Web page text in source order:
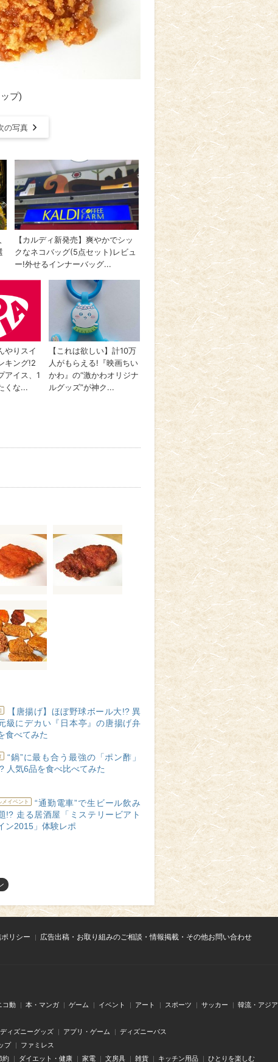
プ)
の写真
【唐揚げ】ほぼ野球ボール大!? 異
級にデカい『日本亭』の唐揚げ弁
食べてみた
“鍋”に最も合う最強の「ポン酢」
人気6品を食べ比べてみた
メイベント
“通勤電車”で生ビール飲み
!? 走る居酒屋「ミステリービアト
ン2015」体験レポ
リシー
広告出稿・お取り組みのご相談・情報掲載・その他お問い合わせ
コ動 本・マンガ ゲーム イベント アート スポーツ サッカー 韓流・アジア
ディズニーグッズ アプリ・ゲーム ディズニーパス
プ ファミレス
約 ダイエット・健康 家電 文房具 雑貨 キッチン用品 ひとりを楽しむ